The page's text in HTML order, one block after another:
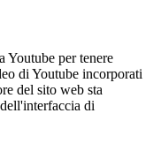
Youtube per tenere
di Youtube incorporati
del sito web sta
di